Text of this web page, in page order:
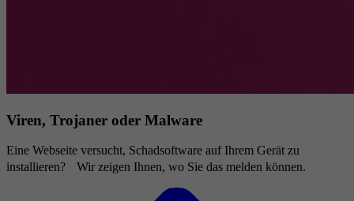
Viren, Trojaner oder Malware
Eine Webseite versucht, Schadsoftware auf Ihrem Gerät zu
installieren? Wir zeigen Ihnen, wo Sie das melden können.